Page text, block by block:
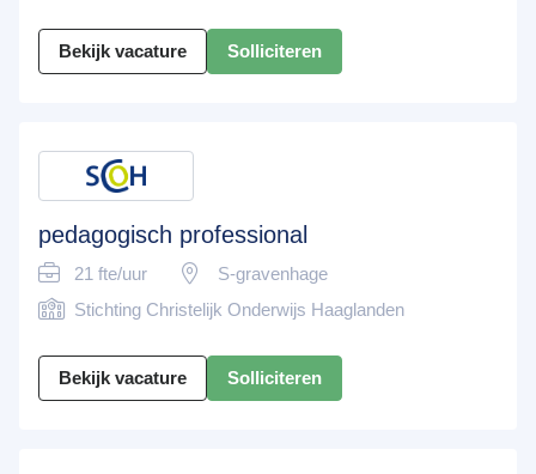
Bekijk vacature Solliciteren
pedagogisch professional
21 fte/uur
S-gravenhage
Stichting Christelijk Onderwijs Haaglanden
Bekijk vacature Solliciteren